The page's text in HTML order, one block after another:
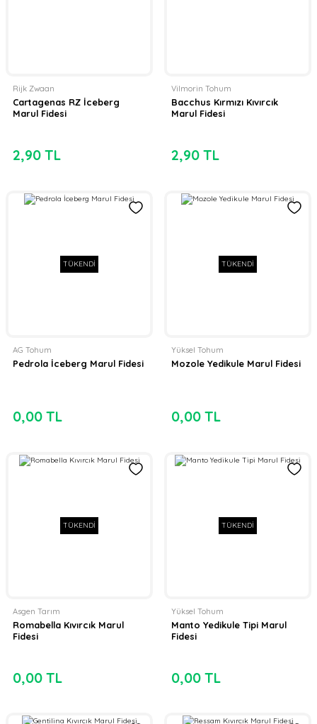
Rijk Zwaan
Cartagenas RZ İceberg
Marul Fidesi
2,90 TL
Vilmorin Tohum
Bacchus Kırmızı Kıvırcık
Marul Fidesi
2,90 TL
TÜKENDİ
AG Tohum
Pedrola İceberg Marul Fidesi
0,00 TL
TÜKENDİ
Yüksel Tohum
Mozole Yedikule Marul Fidesi
0,00 TL
TÜKENDİ
Asgen Tarım
Romabella Kıvırcık Marul
Fidesi
0,00 TL
TÜKENDİ
Yüksel Tohum
Manto Yedikule Tipi Marul
Fidesi
0,00 TL